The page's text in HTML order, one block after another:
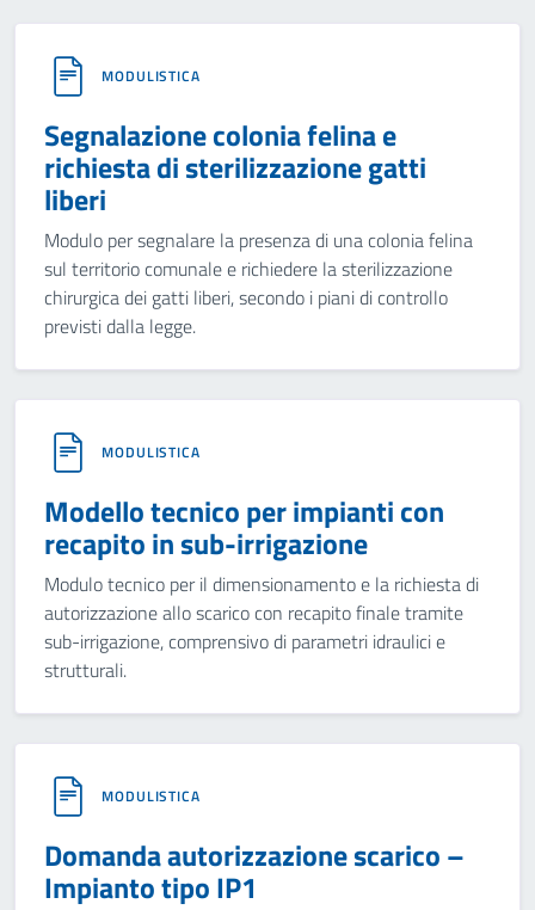
MODULISTICA
Segnalazione colonia felina e
richiesta di sterilizzazione gatti
liberi
Modulo per segnalare la presenza di una colonia felina
sul territorio comunale e richiedere la sterilizzazione
chirurgica dei gatti liberi, secondo i piani di controllo
previsti dalla legge.
MODULISTICA
Modello tecnico per impianti con
recapito in sub-irrigazione
Modulo tecnico per il dimensionamento e la richiesta di
autorizzazione allo scarico con recapito finale tramite
sub-irrigazione, comprensivo di parametri idraulici e
strutturali.
MODULISTICA
Domanda autorizzazione scarico –
Impianto tipo IP1